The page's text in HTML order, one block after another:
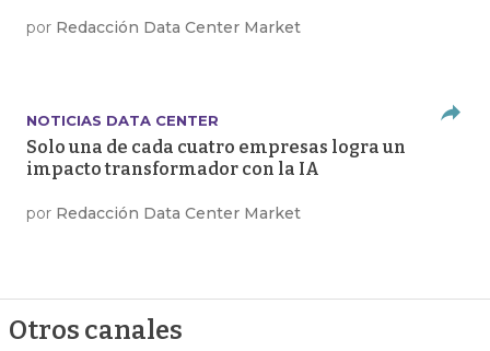
por Redacción Data Center Market
NOTICIAS DATA CENTER
Solo una de cada cuatro empresas logra un
impacto transformador con la IA
por Redacción Data Center Market
Otros canales